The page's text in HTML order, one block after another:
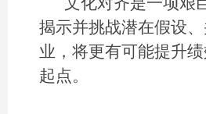
揭示并挑战潜在假设
业，将更有可能提升
起点。